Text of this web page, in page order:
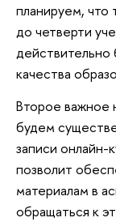
планируем, что
до четверти
действительно
качества
Второе важное
будем
записи онлайн-
позволит
материалам в
обращаться к